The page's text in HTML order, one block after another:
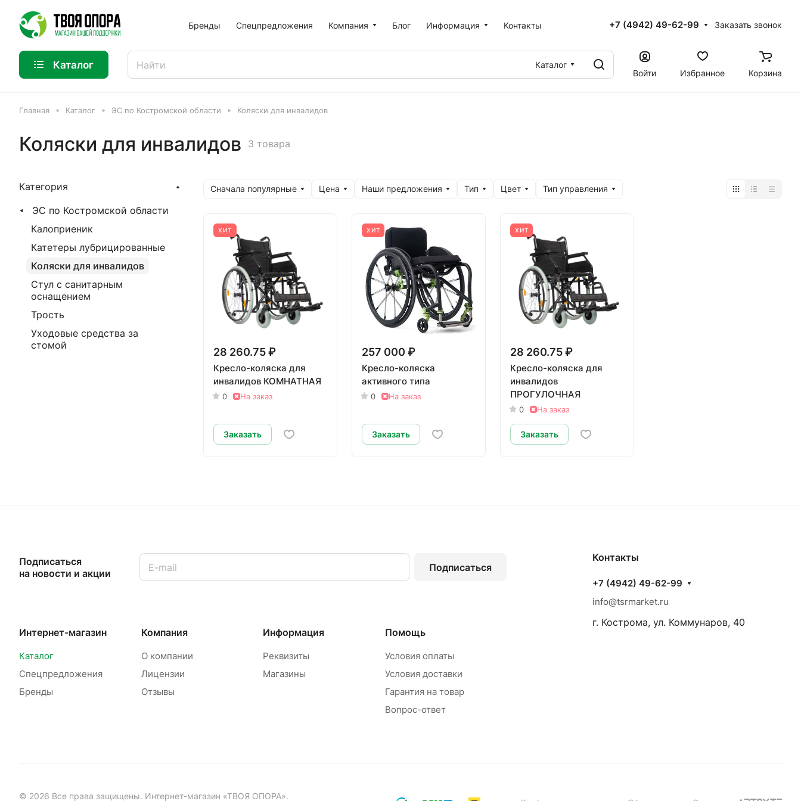
Бренды Спецпредложения Компания Блог Информация Контакты +7 (4942) 49-62-99 Заказать звонок
Каталог
Каталог
Войти
Избранное Корзина
Главная Каталог ЭС по Костромской области Коляски для инвалидов
Коляски для инвалидов 3 товара
Сначала популярные Цена Наши предложения Тип Цвет Тип управления
ХИТ
28 260.75 ₽
Кресло-коляска для
инвалидов КОМНАТНАЯ
0 На заказ
Заказать
ХИТ
257 000 ₽
Кресло-коляска
активного типа
0 На заказ
Заказать
ХИТ
28 260.75 ₽
Кресло-коляска для
инвалидов
ПРОГУЛОЧНАЯ
0 На заказ
Заказать
Категория
ЭС по Костромской области
Калоприеник
Катетеры лубрицированные
Коляски для инвалидов
Стул с санитарным
оснащением
Трость
Уходовые средства за
стомой
Подписаться
на новости и акции
Подписаться
Интернет-магазин
Каталог
Спецпредложения
Бренды
Компания
О компании
Лицензии
Отзывы
Информация
Реквизиты
Магазины
Помощь
Условия оплаты
Условия доставки
Гарантия на товар
Вопрос-ответ
Контакты
+7 (4942) 49-62-99
info@tsrmarket.ru
г. Кострома, ул. Коммунаров, 40
© 2026 Все права защищены. Интернет-магазин «ТВОЯ ОПОРА».